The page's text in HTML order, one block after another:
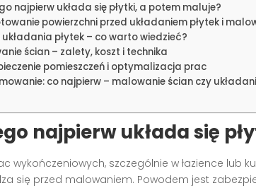
najpierw układa się płytki, a potem maluje?
powierzchni przed układaniem płytek i
układania płytek – co warto wiedzieć?
ścian – zalety, koszt i technika
pomieszczeń i optymalizacja prac
co najpierw – malowanie ścian czy
najpierw układa się
wykończeniowych, szczególnie w łazience lub
się przed malowaniem. Powodem jest